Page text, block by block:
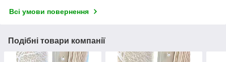
Всі умови повернення
Подібні товари компанії